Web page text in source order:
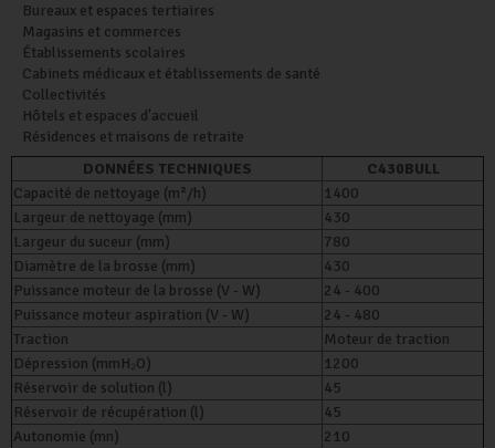
Bureaux et espaces tertiaires
Magasins et commerces
Établissements scolaires
Cabinets médicaux et établissements de santé
Collectivités
Hôtels et espaces d'accueil
Résidences et maisons de retraite
DONNÉES TECHNIQUES
C430BULL
Capacité de nettoyage (m²/h)
1400
Largeur de nettoyage (mm)
430
Largeur du suceur (mm)
780
Diamètre de la brosse (mm)
430
Puissance moteur de la brosse (V - W)
24 - 400
Puissance moteur aspiration (V - W)
24 - 480
Traction
Moteur de traction
Dépression (mmH₂O)
1200
Réservoir de solution (l)
45
Réservoir de récupération (l)
45
Autonomie (mn)
210